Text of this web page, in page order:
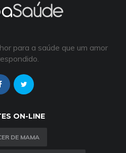
para a saúde que um amor
ON-LINE
DE MAMA